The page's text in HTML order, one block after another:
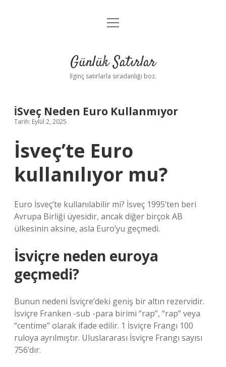
Anasayfa
Yasal Uyarı
menüyü
Günlük Satırlar
İlginç satırlarla sıradanlığı boz.
İSveç Neden Euro Kullanmıyor
Tarih: Eylül 2, 2025
İsveç’te Euro
kullanılıyor mu?
Euro İsveç’te kullanılabilir mi? İsveç 1995’ten beri
Avrupa Birliği üyesidir, ancak diğer birçok AB
ülkesinin aksine, asla Euro’yu geçmedi.
İsviçre neden euroya
geçmedi?
Bunun nedeni İsviçre’deki geniş bir altın rezervidir.
İsviçre Franken -sub -para birimi “rap”, “rap” veya
“centime” olarak ifade edilir. 1 İsviçre Frangı 100
ruloya ayrılmıştır. Uluslararası İsviçre Frangı sayısı
756’dır.